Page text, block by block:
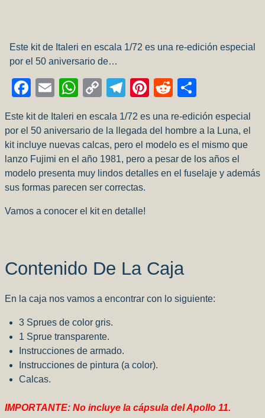
Este kit de Italeri en escala 1/72 es una re-edición especial
por el 50 aniversario de…
Facebook
EmailWhatsApp
CopyTelegram
Pinterest
Reddit
Este kit de Italeri en escala 1/72 es una re-edición especial
por el 50 aniversario de la llegada del hombre a la Luna, el
kit incluye nuevas calcas, pero el modelo es el mismo que
lanzo Fujimi en el año 1981, pero a pesar de los años el
modelo presenta muy lindos detalles en el fuselaje y además
sus formas parecen ser correctas.
Vamos a conocer el kit en detalle!
Contenido De La Caja
En la caja nos vamos a encontrar con lo siguiente:
3 Sprues de color gris.
1 Sprue transparente.
Instrucciones de armado.
Instrucciones de pintura (a color).
Calcas.
IMPORTANTE: No incluye la cápsula del Apollo 11.